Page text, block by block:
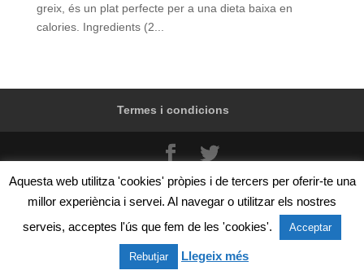
greix, és un plat perfecte per a una dieta baixa en
calories. Ingredients (2...
Termes i condicions
@Confraria de pescadors de Vilanova i la Geltrú, Zona
de servei del port s/n, 08800 Vilanova i la Geltrú.
Aquesta web utilitza 'cookies' pròpies i de tercers per oferir-te una
millor experiència i servei. Al navegar o utilitzar els nostres
serveis, acceptes l'ús que fem de les 'cookies'.
Acceptar
Rebutjar Llegeix més